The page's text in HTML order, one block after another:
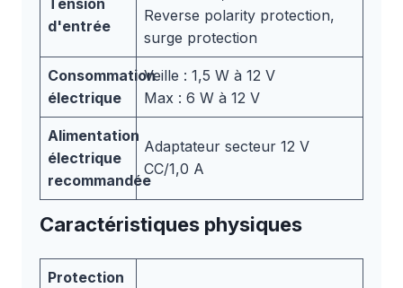
d'entrée
Reverse polarity protection,
surge protection
Consommation
électrique
Veille : 1,5 W à 12 V
Max : 6 W à 12 V
Alimentation
électrique
recommandée
Adaptateur secteur 12 V
CC/1,0 A
Caractéristiques physiques
Protection